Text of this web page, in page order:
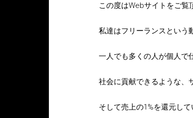
この度はWebサイトをご覧
私達はフリーランスという
一人でも多くの人が個人で
社会に貢献できるような、
そして売上の1%を還元して